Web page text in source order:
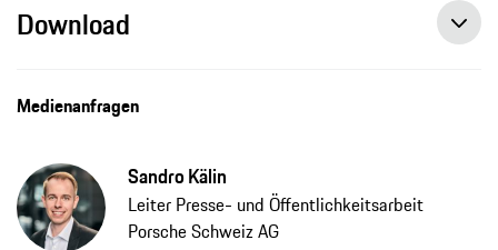
Download
Medienanfragen
Sandro Kälin
Leiter Presse- und Öffentlichkeitsarbeit
Porsche Schweiz AG